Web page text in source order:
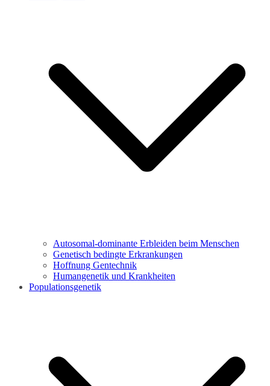
Autosomal-dominante Erbleiden beim Menschen
Genetisch bedingte Erkrankungen
Hoffnung Gentechnik
Humangenetik und Krankheiten
Populationsgenetik